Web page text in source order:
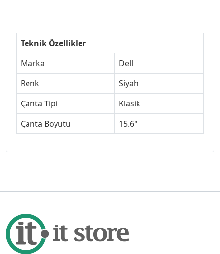
Teknik Özellikler
Marka
Dell
Renk
Siyah
Çanta Tipi
Klasik
Çanta Boyutu
15.6"